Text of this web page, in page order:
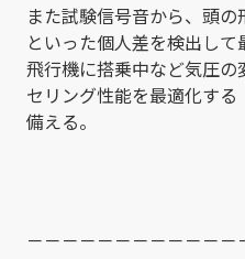
また試験信号音から、頭
といった個人差を検出して
飛行機に搭乗中など気圧
セリング性能を最適化する
備える。
－－－－－－－－－－－